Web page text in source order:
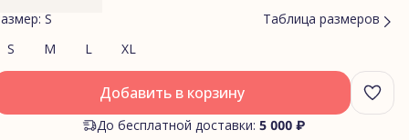
S
Таблица размеров
S
M L XL
Добавить в корзину
До бесплатной доставки: 5 000 ₽